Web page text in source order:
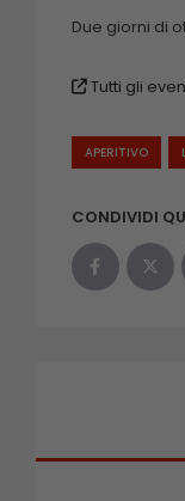
Due giorni di
Tutti gli
APERITIVO
CONDIVIDI